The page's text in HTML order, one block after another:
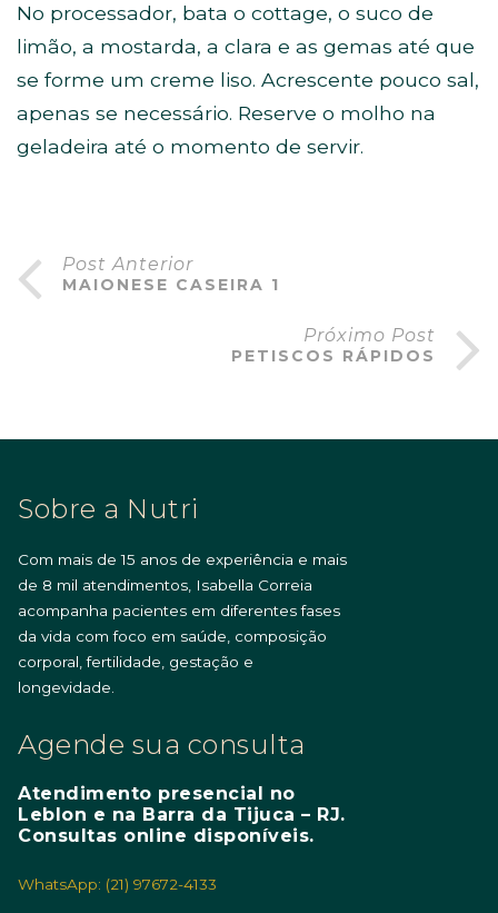
No processador, bata o cottage, o suco de
limão, a mostarda, a clara e as gemas até que
se forme um creme liso. Acrescente pouco sal,
apenas se necessário. Reserve o molho na
geladeira até o momento de servir.
Post Anterior
MAIONESE CASEIRA 1
Próximo Post
PETISCOS RÁPIDOS
Sobre a Nutri
Com mais de 15 anos de experiência e mais
de 8 mil atendimentos, Isabella Correia
acompanha pacientes em diferentes fases
da vida com foco em saúde, composição
corporal, fertilidade, gestação e
longevidade.
Agende sua consulta
Atendimento presencial no
Leblon e na Barra da Tijuca – RJ.
Consultas online disponíveis.
WhatsApp: (21) 97672-4133